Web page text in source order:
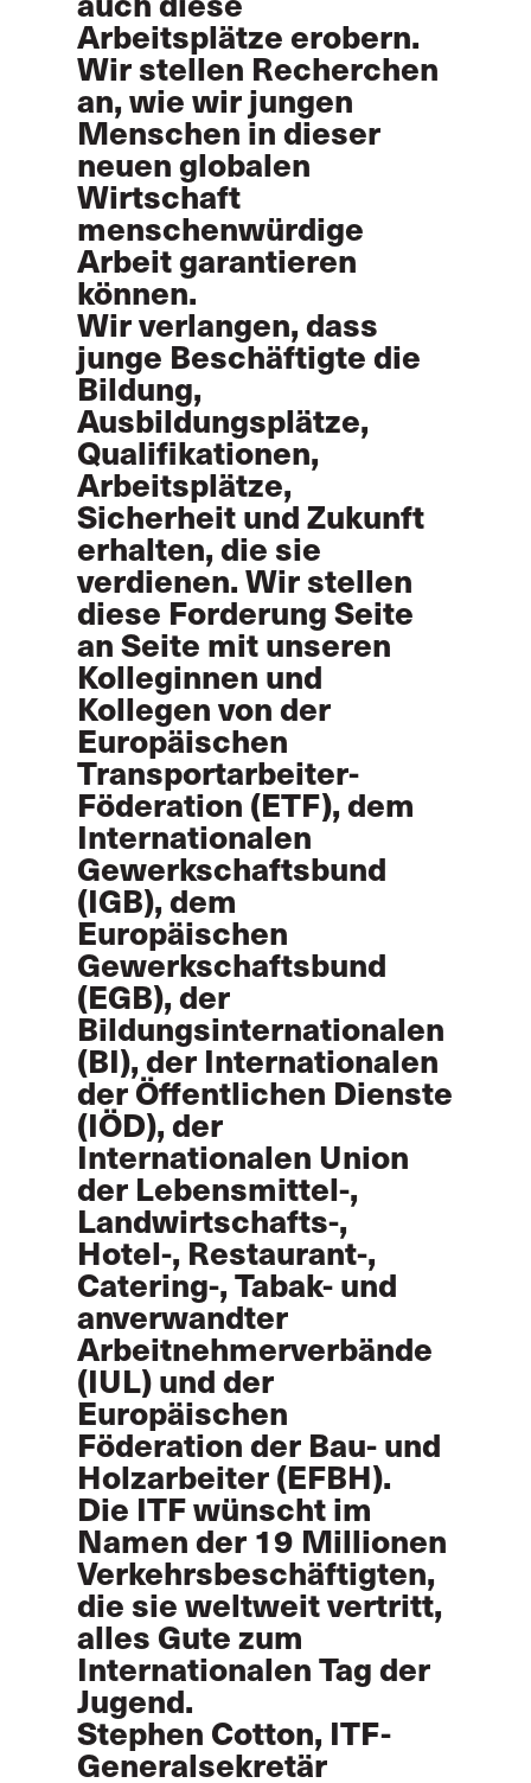
Arbeitsplätze erobern.
Wir stellen Recherchen
an, wie wir jungen
Menschen in dieser
neuen globalen
Wirtschaft
menschenwürdige
Arbeit garantieren
können.
Wir verlangen, dass
junge Beschäftigte die
Bildung,
Ausbildungsplätze,
Qualifikationen,
Arbeitsplätze,
Sicherheit und Zukunft
erhalten, die sie
verdienen. Wir stellen
diese Forderung Seite
an Seite mit unseren
Kolleginnen und
Kollegen von der
Europäischen
Transportarbeiter-
Föderation (ETF), dem
Internationalen
Gewerkschaftsbund
(IGB), dem
Europäischen
Gewerkschaftsbund
(EGB), der
Bildungsinternationalen
(BI), der Internationalen
der Öffentlichen Dienste
(IÖD), der
Internationalen Union
der Lebensmittel-,
Landwirtschafts-,
Hotel-, Restaurant-,
Catering-, Tabak- und
anverwandter
Arbeitnehmerverbände
(IUL) und der
Europäischen
Föderation der Bau- und
Holzarbeiter (EFBH).
Die ITF wünscht im
Namen der 19 Millionen
Verkehrsbeschäftigten,
die sie weltweit vertritt,
alles Gute zum
Internationalen Tag der
Jugend.
Stephen Cotton, ITF-
Generalsekretär